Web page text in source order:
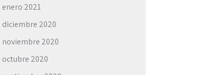
enero 2021
diciembre 2020
noviembre 2020
octubre 2020